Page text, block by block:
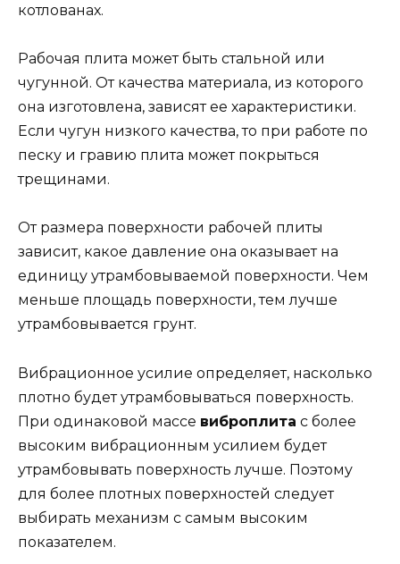
котлованах.
Рабочая плита может быть стальной или
чугунной. От качества материала, из которого
она изготовлена, зависят ее характеристики.
Если чугун низкого качества, то при работе по
песку и гравию плита может покрыться
трещинами.
От размера поверхности рабочей плиты
зависит, какое давление она оказывает на
единицу утрамбовываемой поверхности. Чем
меньше площадь поверхности, тем лучше
утрамбовывается грунт.
Вибрационное усилие определяет, насколько
плотно будет утрамбовываться поверхность.
При одинаковой массе виброплита с более
высоким вибрационным усилием будет
утрамбовывать поверхность лучше. Поэтому
для более плотных поверхностей следует
выбирать механизм с самым высоким
показателем.